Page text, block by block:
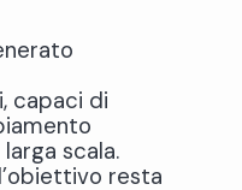
capaci di
scala.
resta